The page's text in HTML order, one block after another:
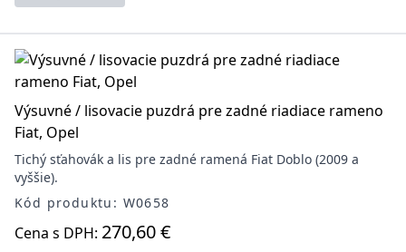
Výsuvné / lisovacie puzdrá pre zadné riadiace rameno
Fiat, Opel
Tichý sťahovák a lis pre zadné ramená Fiat Doblo (2009 a
vyššie).
Kód produktu: W0658
Cena s DPH: 270,60 €